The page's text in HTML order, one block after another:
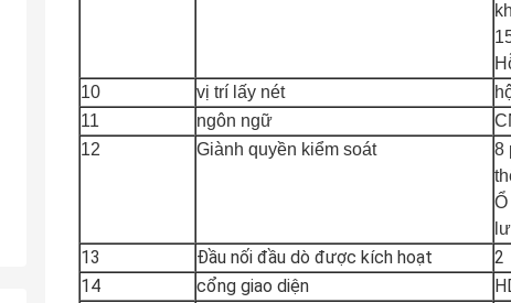
10
vị trí lấy nét
11
ngôn ngữ
12
Giành quyền kiểm soát
8
13 Đầu nối đầu dò được kích hoạt
2
14
cổng giao diện